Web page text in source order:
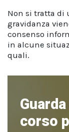
Non si tratta di
gravidanza
consenso
in alcune
quali.
corso